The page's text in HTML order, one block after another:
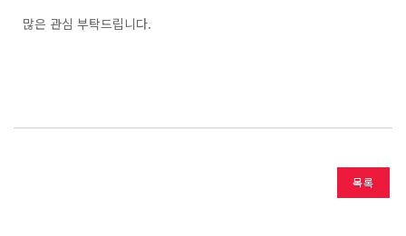
많은 관심 부탁드립니다.
목록